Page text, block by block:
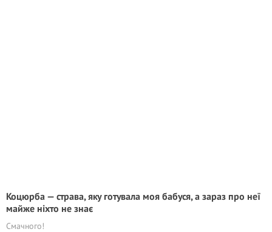
Коцюрба — страва, яку готувала моя бабуся, а зараз про неї
майже ніхто не знає
Смачного!